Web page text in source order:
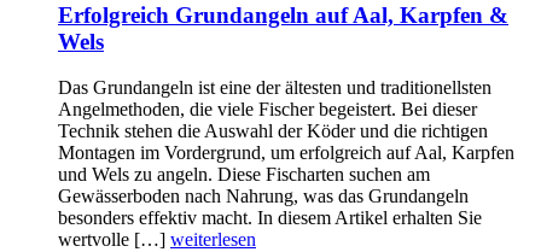
Erfolgreich Grundangeln auf Aal, Karpfen &
Wels
Das Grundangeln ist eine der ältesten und traditionellsten
Angelmethoden, die viele Fischer begeistert. Bei dieser
Technik stehen die Auswahl der Köder und die richtigen
Montagen im Vordergrund, um erfolgreich auf Aal, Karpfen
und Wels zu angeln. Diese Fischarten suchen am
Gewässerboden nach Nahrung, was das Grundangeln
besonders effektiv macht. In diesem Artikel erhalten Sie
wertvolle […] weiterlesen